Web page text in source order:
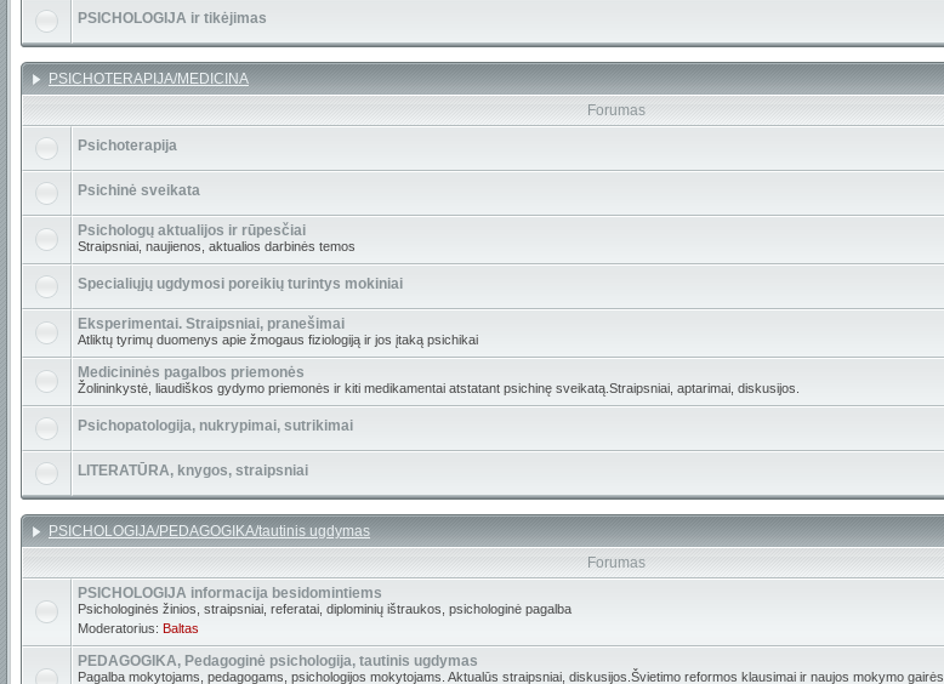
PSICHOLOGIJA ir tikėjimas
PSICHOTERAPIJA/MEDICINA
Forumas
Psichoterapija
Psichinė sveikata
Psichologų aktualijos ir rūpesčiai
Straipsniai, naujienos, aktualios darbinės temos
Specialiųjų ugdymosi poreikių turintys mokiniai
Eksperimentai. Straipsniai, pranešimai
Atliktų tyrimų duomenys apie žmogaus fiziologiją ir jos įtaką psichikai
Medicininės pagalbos priemonės
Žolininkystė, liaudiškos gydymo priemonės ir kiti medikamentai atstatant psichinę sveikatą.Straipsniai, aptarimai, diskusijos.
Psichopatologija, nukrypimai, sutrikimai
LITERATŪRA, knygos, straipsniai
PSICHOLOGIJA/PEDAGOGIKA/tautinis ugdymas
Forumas
PSICHOLOGIJA informacija besidomintiems
Psichologinės žinios, straipsniai, referatai, diplominių ištraukos, psichologinė pagalba
Moderatorius: Baltas
PEDAGOGIKA, Pedagoginė psichologija, tautinis ugdymas
Pagalba mokytojams, pedagogams, psichologijos mokytojams. Aktualūs straipsniai, diskusijos.Švietimo reformos klausimai ir naujos mokymo gairės.